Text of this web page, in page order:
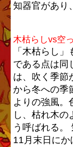
知器官があり
木枯らしvs空
「木枯らし
である点は同
は、吹く季節
から冬への季
よりの強風。
し、枯れ木の
う呼ばれる。
11月末日にか